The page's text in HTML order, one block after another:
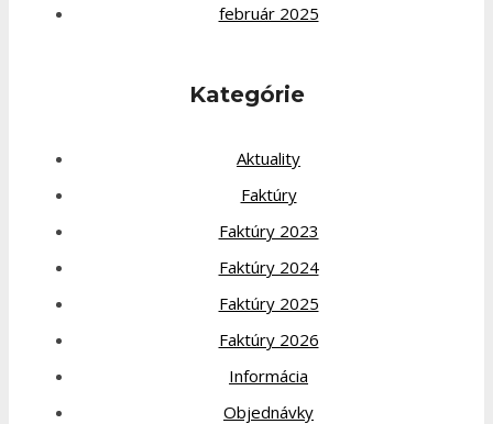
február 2025
Kategórie
Aktuality
Faktúry
Faktúry 2023
Faktúry 2024
Faktúry 2025
Faktúry 2026
Informácia
Objednávky